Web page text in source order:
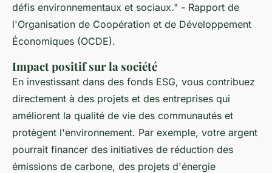
défis environnementaux et sociaux." - Rapport de
l'Organisation de Coopération et de Développement
Économiques (OCDE).
Impact positif sur la société
En investissant dans des fonds ESG, vous contribuez
directement à des projets et des entreprises qui
améliorent la qualité de vie des communautés et
protègent l'environnement. Par exemple, votre argent
pourrait financer des initiatives de réduction des
émissions de carbone, des projets d'énergie